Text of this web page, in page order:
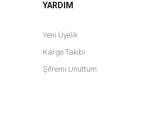
YARDIM
Yeni Üyelik
Kargo Takibi
Şifremi Unuttum